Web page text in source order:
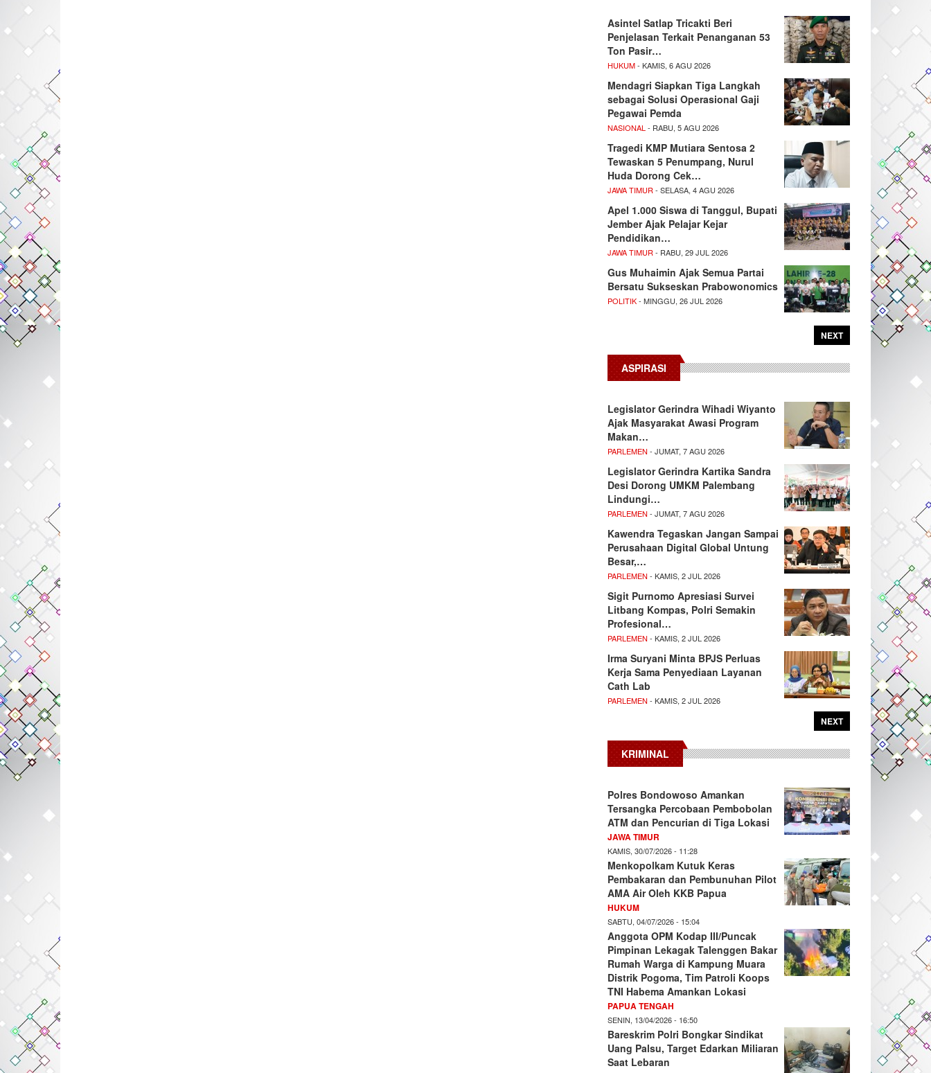
Asintel Satlap Tricakti Beri
Penjelasan Terkait Penanganan 53
Ton Pasir…
HUKUM- KAMIS, 6 AGU 2026
Mendagri Siapkan Tiga Langkah
sebagai Solusi Operasional Gaji
Pegawai Pemda
NASIONAL - RABU, 5 AGU 2026
Tragedi KMP Mutiara Sentosa 2
Tewaskan 5 Penumpang, Nurul
Huda Dorong Cek…
JAWA TIMUR - SELASA, 4 AGU 2026
Apel 1.000 Siswa di Tanggul, Bupati
Jember Ajak Pelajar Kejar
Pendidikan…
JAWA TIMUR - RABU, 29 JUL 2026
Gus Muhaimin Ajak Semua Partai
Bersatu Sukseskan Prabowonomics
POLITIK- MINGGU, 26 JUL 2026
NEXT
ASPIRASI
Legislator Gerindra Wihadi Wiyanto
Ajak Masyarakat Awasi Program
Makan…
PARLEMEN - JUMAT, 7 AGU 2026
Legislator Gerindra Kartika Sandra
Desi Dorong UMKM Palembang
Lindungi…
PARLEMEN - JUMAT, 7 AGU 2026
Kawendra Tegaskan Jangan Sampai
Perusahaan Digital Global Untung
Besar,…
PARLEMEN - KAMIS, 2 JUL 2026
Sigit Purnomo Apresiasi Survei
Litbang Kompas, Polri Semakin
Profesional…
PARLEMEN - KAMIS, 2 JUL 2026
Irma Suryani Minta BPJS Perluas
Kerja Sama Penyediaan Layanan
Cath Lab
PARLEMEN - KAMIS, 2 JUL 2026
NEXT
KRIMINAL
Polres Bondowoso Amankan
Tersangka Percobaan Pembobolan
ATM dan Pencurian di Tiga Lokasi
JAWA TIMUR
KAMIS, 30/07/2026 - 11:28
Menkopolkam Kutuk Keras
Pembakaran dan Pembunuhan Pilot
AMA Air Oleh KKB Papua
HUKUM
SABTU, 04/07/2026 - 15:04
Anggota OPM Kodap III/Puncak
Pimpinan Lekagak Talenggen Bakar
Rumah Warga di Kampung Muara
Distrik Pogoma, Tim Patroli Koops
TNI Habema Amankan Lokasi
PAPUA TENGAH
SENIN, 13/04/2026 - 16:50
Bareskrim Polri Bongkar Sindikat
Uang Palsu, Target Edarkan Miliaran
Saat Lebaran